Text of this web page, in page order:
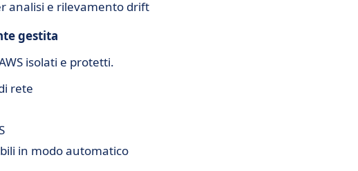
analisi e rilevamento drift
gestita
isolati e protetti.
rete
in modo automatico